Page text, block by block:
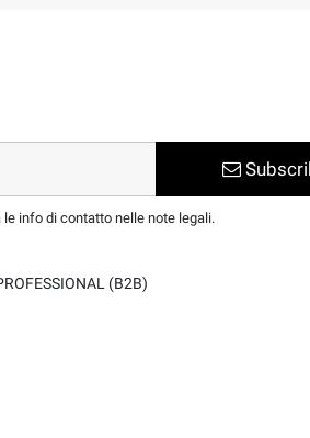
info di contatto nelle note legali.
(B2B)